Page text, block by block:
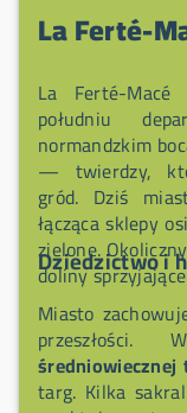
wspinaczka,
spacerach
Notre‑Dame
dzwonnicze na
targów w
wtorek,
La Ferté-
La Ferté-
południu
normandzkim
— twierdzy,
gród. Dziś
łącząca sklepy
zielone.
doliny
Dziedzictwo i
Miasto
targ. Kilka